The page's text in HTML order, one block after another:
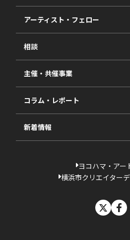
事業報告書
2027年度
2026年度
2025年度
2024年度
2023年度
過去の採択一覧
アーティスト・フェロー
相談
視察・ヒアリング・研究
相談依頼フォーム
主催・共催事業
コラム・レポート
新着情報
ヨコハマ・アー
横浜市クリエイター